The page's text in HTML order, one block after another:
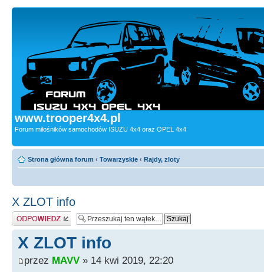
www.trooper4x4.pl
Forum miłośników samochodów ISUZU 4x4 oraz OPEL 4x4
Strona główna forum ‹ Towarzyskie ‹ Rajdy, zloty
X ZLOT info
Odpowiedz
X ZLOT info
przez MAVV » 14 kwi 2019, 22:20